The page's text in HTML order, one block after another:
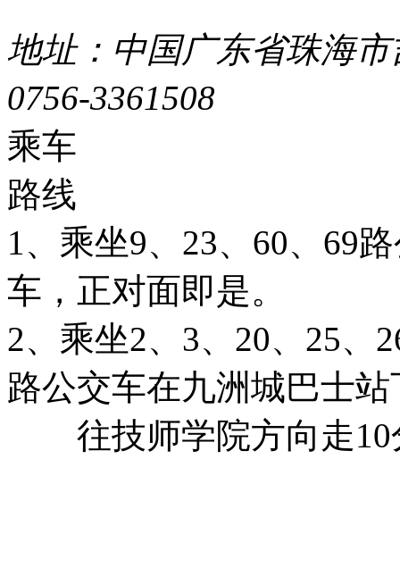
地址：中国广东省珠海
0756-3361508
乘车
路线
1、乘坐9、23、60、69
车，正对面即是。
2、乘坐2、3、20、25、
路公交车在九洲城巴士站
往技师学院方向走10